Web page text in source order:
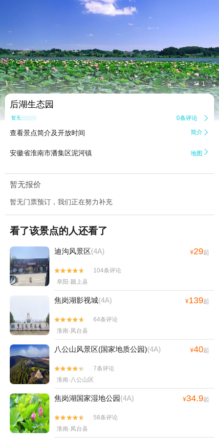
 1
后湖生态园
暂无点评 0条评论 
查看景点简介及开放时间 简介 
安徽省淮南市潘集区泥河镇 地图 
暂无报价
暂无门票预订，我们正在努力补充
看了该景点的人还看了
迪沟风景区(4A) ¥29起


104条评论
阜阳·颍上县
焦岗湖影视城(4A) ¥139起


64条评论
淮南·凤台县
八公山风景区(国家地质公园)(4A) ¥40起


7条评论
淮南·八公山区
焦岗湖国家湿地公园(4A) ¥34.9起


58条评论
淮南·凤台县